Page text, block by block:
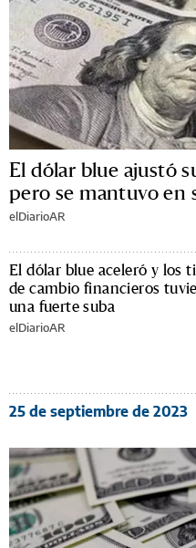
El dólar blue ajustó
pero se mantuvo en
elDiarioAR
El dólar blue aceleró y los
de cambio financieros
una fuerte suba
elDiarioAR
25 de septiembre de 2023